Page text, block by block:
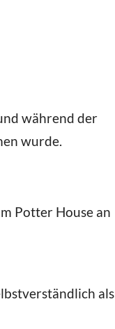
während der
wurde.
Potter House an
als